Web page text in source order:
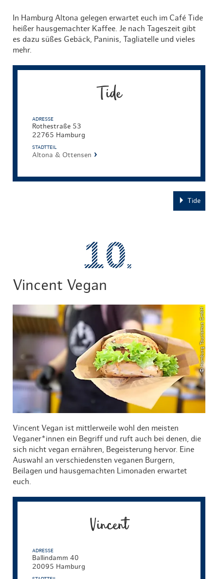
In Hamburg Altona gelegen erwartet euch im Café Tide
heißer hausgemachter Kaffee. Je nach Tageszeit gibt
es dazu süßes Gebäck, Paninis, Tagliatelle und vieles
mehr.
Tide
ADRESSE
Rothestraße 53
22765 Hamburg
STADTTEIL
Altona & Ottensen
Tide
Vincent Vegan
© Hamburg Tourismus GmbH
Vincent Vegan ist mittlerweile wohl den meisten
Veganer*innen ein Begriff und ruft auch bei denen, die
sich nicht vegan ernähren, Begeisterung hervor. Eine
Auswahl an verschiedensten veganen Burgern,
Beilagen und hausgemachten Limonaden erwartet
euch.
Vincent
ADRESSE
Ballindamm 40
20095 Hamburg